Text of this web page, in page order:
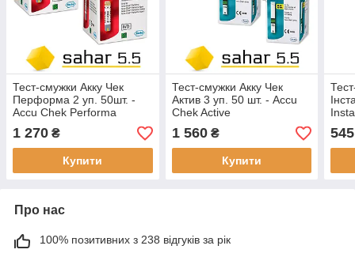
Тест-смужки Акку Чек
Перформа 2 уп. 50шт. -
Accu Chek Performa
1 270 ₴
Купити
Тест-смужки Акку Чек
Актив 3 уп. 50 шт. - Accu
Chek Active
1 560₴
Купити
545
Про нас
100% позитивних з 238 відгуків за рік